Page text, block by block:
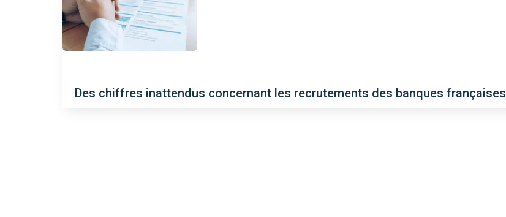
Des chiffres inattendus concernant les recrutements des banques françaises